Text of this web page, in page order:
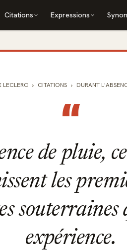
Citations Expressions
LECLERC CITATIONS DURANT
“
de pluie,
les
expérience.